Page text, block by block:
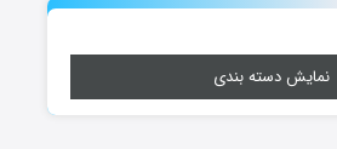
نمایش دسته بندی